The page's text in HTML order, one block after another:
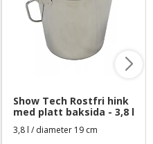
Show Tech Rostfri hink
med platt baksida - 3,8 l
3,8 l / diameter 19 cm